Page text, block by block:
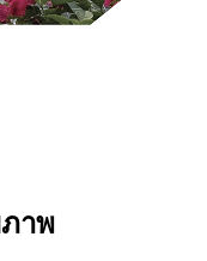
าพ